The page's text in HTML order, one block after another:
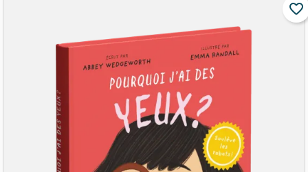
favorite_border